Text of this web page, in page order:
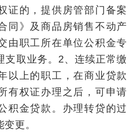
证的，提供房管部门备案
同》及商品房销售不动产
由职工所在单位公积金专
支取业务。2、连续正常缴
以上的职工，在商业贷款
有权证办理之后，可申请
积金贷款。办理转贷的过
更。